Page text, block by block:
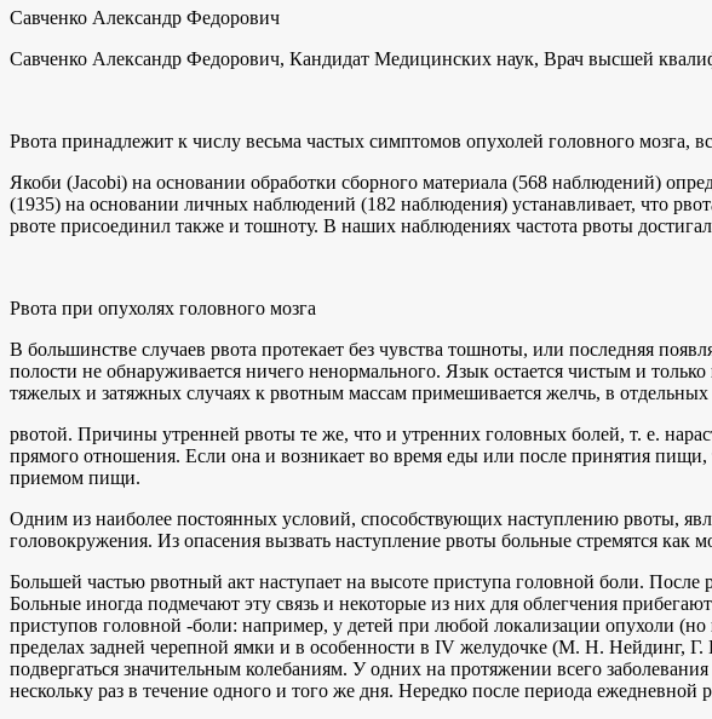
Савченко Александр Федорович
Савченко Александр Федорович, Кандидат Медицинских наук, Врач высшей
Рвота принадлежит к числу весьма частых симптомов опухолей головного мозга,
Якоби (Jacobi) на основании обработки сборного материала (568 наблюдений)
(1935) на основании личных наблюдений (182 наблюдения) устанавливает, что
рвоте присоединил также и тошноту. В наших наблюдениях частота рвоты
Рвота при опухолях головного мозга
В большинстве случаев рвота протекает без чувства тошноты, или последняя
полости не обнаруживается ничего ненормального. Язык остается чистым и
тяжелых и затяжных случаях к рвотным массам примешивается желчь, в
рвотой. Причины утренней рвоты те же, что и утренних головных болей, т. е.
прямого отношения. Если она и возникает во время еды или после принятия
приемом пищи.
Одним из наиболее постоянных условий, способствующих наступлению рвоты,
головокружения. Из опасения вызвать наступление рвоты больные стремятся
Большей частью рвотный акт наступает на высоте приступа головной боли.
Больные иногда подмечают эту связь и некоторые из них для облегчения
приступов головной -боли: например, у детей при любой локализации опухоли
пределах задней черепной ямки и в особенности в IV желудочке (М. Н. Нейдинг,
подвергаться значительным колебаниям. У одних на протяжении всего
нескольку раз в течение одного и того же дня. Нередко после периода ежедневной